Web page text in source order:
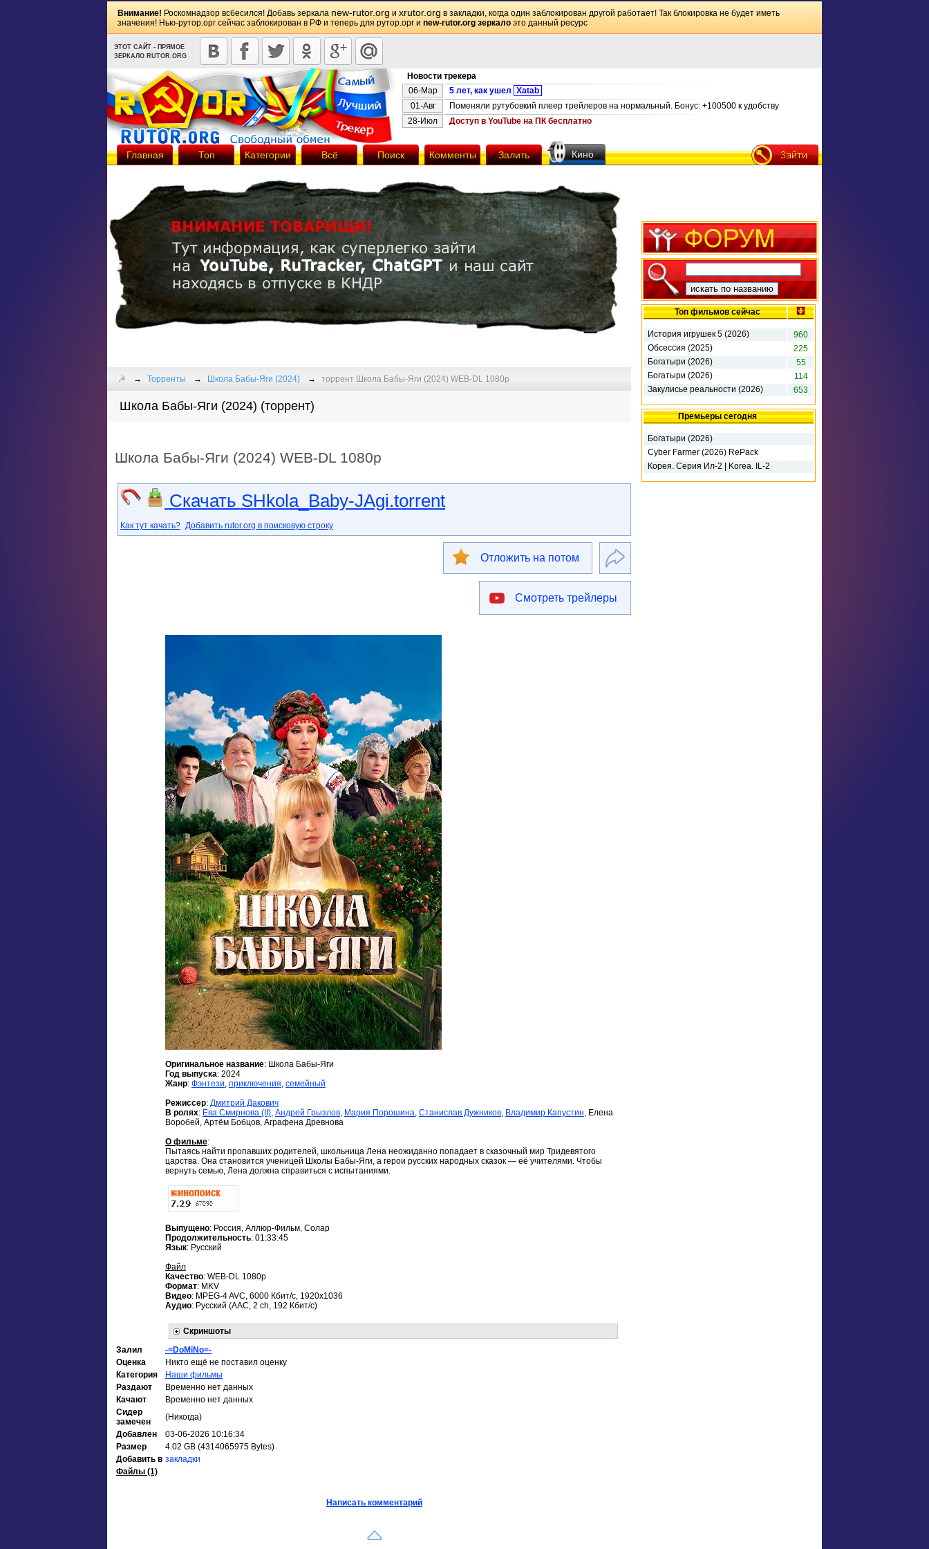
Внимание! Роскомнадзор всбесился! Добавь зеркала new-rutor.org и xrutor.org в закладки, когда один заблокирован другой работает! Так блокировка не будет иметь
значения! Нью-рутор.орг сейчас заблокирован в РФ и теперь для рутор.орг и new-rutor.org зеркало это данный ресурс
ЭТОТ САЙТ - ПРЯМОЕ
ЗЕРКАЛО RUTOR.ORG
Новости трекера
06-Мар
5 лет, как ушел Xatab
01-Авг
Поменяли рутубовкий плеер трейлеров на нормальный. Бонус: +100500 к удобству
28-Июл
Доступ в YouTube на ПК бесплатно
Главная Топ Категории Всё Поиск Комменты Залить Кино
☭ Торренты Школа Бабы-Яги (2024) торрент Школа Бабы-Яги (2024) WEB-DL 1080p
Школа Бабы-Яги (2024) (торрент)
Школа Бабы-Яги (2024) WEB-DL 1080p
Скачать SHkola_Baby-JAgi.torrent
Как тут качать? Добавить rutor.org в поисковую строку
Отложить на потом
Смотреть трейлеры
Оригинальное название: Школа Бабы-Яги
Год выпуска: 2024
Жанр: Фэнтези, приключения, семейный
Режиссер: Дмитрий Дакович
В ролях: Ева Смирнова (II), Андрей Грызлов, Мария Порошина, Станислав Дужников, Владимир Капустин, Елена
Воробей, Артём Бобцов, Аграфена Древнова
О фильме:
Пытаясь найти пропавших родителей, школьница Лена неожиданно попадает в сказочный мир Тридевятого
царства. Она становится ученицей Школы Бабы-Яги, а герои русских народных сказок — её учителями. Чтобы
вернуть семью, Лена должна справиться с испытаниями.
Выпущено: Россия, Аллюр-Фильм, Солар
Продолжительность: 01:33:45
Язык: Русский
Файл
Качество: WEB-DL 1080p
Формат: MKV
Видео: MPEG-4 AVC, 6000 Кбит/с, 1920x1036
Аудио: Русский (AAC, 2 ch, 192 Кбит/с)
Скриншоты
Залил
-=DoMiNo=-
Оценка
Никто ещё не поставил оценку
Категория
Наши фильмы
Раздают
Временно нет данных
Качают
Временно нет данных
Сидер
замечен
(Никогда)
Добавлен
03-06-2026 10:16:34
Размер
4.02 GB (4314065975 Bytes)
Добавить в закладки
Файлы (1)
Написать комментарий
Топ фильмов сейчас
История игрушек 5 (2026)
960
Обсессия (2025)
225
Богатыри (2026)
55
Богатыри (2026)
114
Закулисье реальности (2026)
653
Премьеры сегодня
Богатыри (2026)
Cyber Farmer (2026) RePack
Корея. Серия Ил-2 | Korea. IL-2